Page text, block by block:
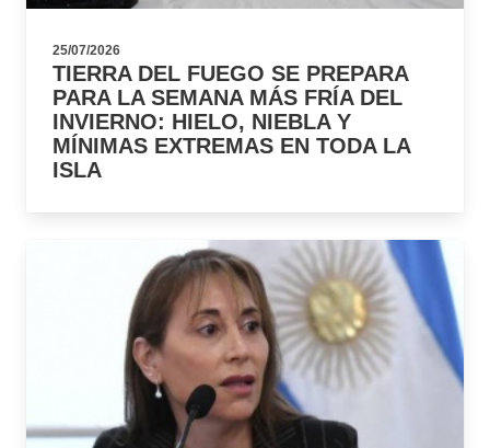
25/07/2026
TIERRA DEL FUEGO SE PREPARA
PARA LA SEMANA MÁS FRÍA DEL
INVIERNO: HIELO, NIEBLA Y
MÍNIMAS EXTREMAS EN TODA LA
ISLA